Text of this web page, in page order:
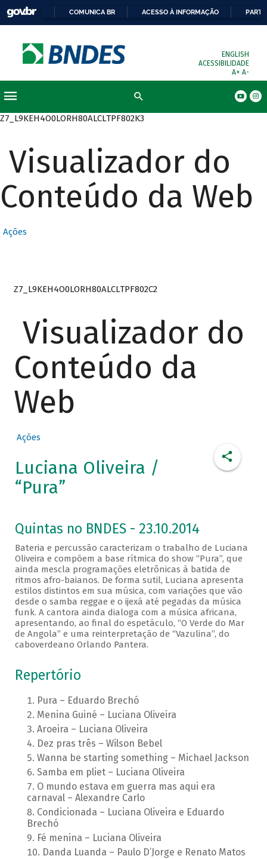
COMUNICA BR ACESSO À INFORMAÇÃO
ENGLISH
ACESSIBILIDADE
A+ A-
Z7_L9KEH4O0LORH80ALCLTPF802K3
Visualizador do
Conteúdo da Web
Ações
Z7_L9KEH4O0LORH80ALCLTPF802C2
Visualizador do
Conteúdo da
Web
Ações
Luciana Oliveira /
“Pura”
Quintas no BNDES - 23.10.2014
Bateria e percussão caracterizam o trabalho de Luciana
Oliveira e compõem a base rítmica do show “Pura”, que
ainda mescla programações eletrônicas à batida de
ritmos afro-baianos. De forma sutil, Luciana apresenta
estilos distintos em sua música, com variações que vão
desde o samba reggae e o ijexá até pegadas da música
funk. A cantora ainda dialoga com a música africana,
apresentando, ao final do espetáculo, “O Verde do Mar
de Angola” e uma reinterpretação de “Vazulina”, do
caboverdeano Orlando Pantera.
Repertório
Pura – Eduardo Brechó
Menina Guiné – Luciana Oliveira
Aroeira – Luciana Oliveira
Dez pras três – Wilson Bebel
Wanna be starting something – Michael Jackson
Samba em pliet – Luciana Oliveira
O mundo estava em guerra mas aqui era
carnaval – Alexandre Carlo
Condicionada – Luciana Oliveira e Eduardo
Brechó
Fé menina – Luciana Oliveira
Danda Luanda – Paulo D’Jorge e Renato Matos